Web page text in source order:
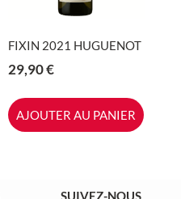
FIXIN 2021 HUGUENOT
29,90€
AJOUTER AU PANIER
SUIVEZ-NOUS